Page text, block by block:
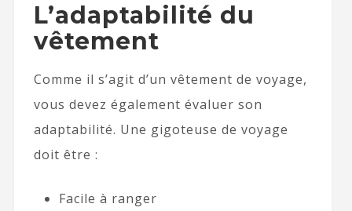
L’adaptabilité du
vêtement
Comme il s’agit d’un vêtement de voyage,
vous devez également évaluer son
adaptabilité. Une gigoteuse de voyage
doit être :
Facile à ranger